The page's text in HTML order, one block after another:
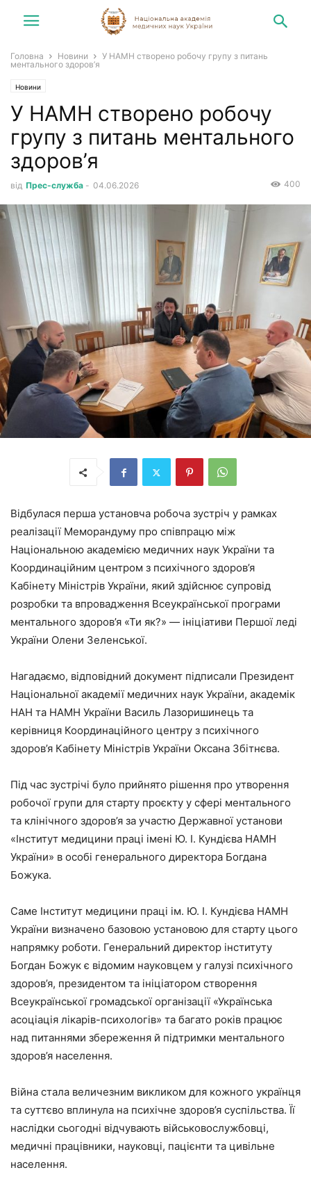
Головна Новини
У НАМН створено робочу групу з питань
ментального здоров’я
Новини
У НАМН створено робочу
групу з питань ментального
здоров’я
від Прес-служба - 04.06.2026 400
Відбулася перша установча робоча зустріч у рамках
реалізації Меморандуму про співпрацю між
Національною академією медичних наук України та
Координаційним центром з психічного здоров’я
Кабінету Міністрів України, який здійснює супровід
розробки та впровадження Всеукраїнської програми
ментального здоров’я «Ти як?» — ініціативи Першої леді
України Олени Зеленської.
Нагадаємо, відповідний документ підписали Президент
Національної академії медичних наук України, академік
НАН та НАМН України Василь Лазоришинець та
керівниця Координаційного центру з психічного
здоров’я Кабінету Міністрів України Оксана Збітнєва.
Під час зустрічі було прийнято рішення про утворення
робочої групи для старту проєкту у сфері ментального
та клінічного здоров’я за участю Державної установи
«Інститут медицини праці імені Ю. І. Кундієва НАМН
України» в особі генерального директора Богдана
Божука.
Саме Інститут медицини праці ім. Ю. І. Кундієва НАМН
України визначено базовою установою для старту цього
напрямку роботи. Генеральний директор інституту
Богдан Божук є відомим науковцем у галузі психічного
здоров’я, президентом та ініціатором створення
Всеукраїнської громадської організації «Українська
асоціація лікарів-психологів» та багато років працює
над питаннями збереження й підтримки ментального
здоров’я населення.
Війна стала величезним викликом для кожного українця
та суттєво вплинула на психічне здоров’я суспільства. Її
наслідки сьогодні відчувають військовослужбовці,
медичні працівники, науковці, пацієнти та цивільне
населення.